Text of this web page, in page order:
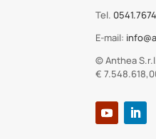
Tel.
E-mail:
© Anthea
€